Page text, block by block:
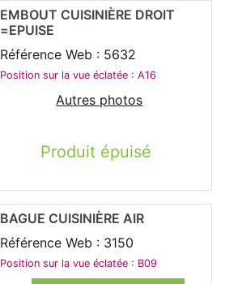
Produit épuisé
EMBOUT CUISINIÈRE DROIT
=EPUISE
Référence Web : 5632
Position sur la vue éclatée : A16
Autres photos
BAGUE CUISINIÈRE AIR
Référence Web : 3150
Position sur la vue éclatée : B09